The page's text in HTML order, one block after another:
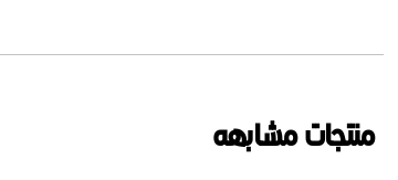
منتجات مشابهه